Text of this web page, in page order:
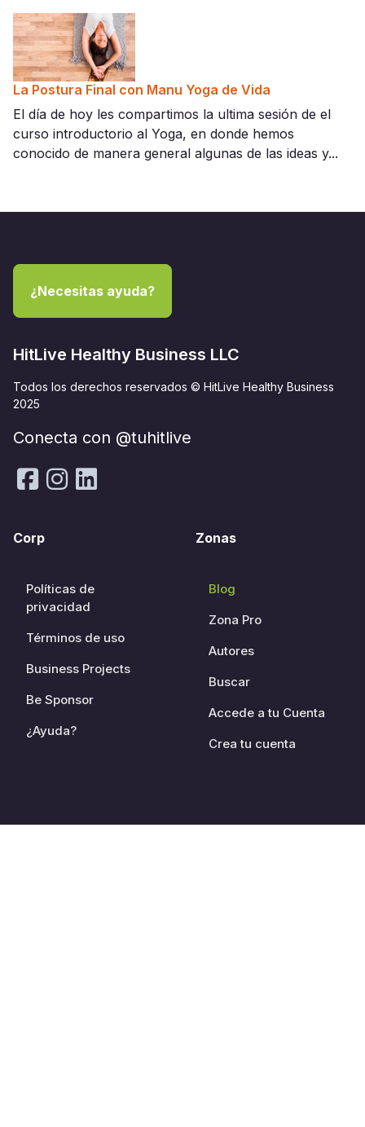
La Postura Final con Manu Yoga de Vida
El día de hoy les compartimos la ultima sesión de el
curso introductorio al Yoga, en donde hemos
conocido de manera general algunas de las ideas y...
¿Necesitas ayuda?
HitLive Healthy Business LLC
Todos los derechos reservados © HitLive Healthy Business
2025
Conecta con @tuhitlive
Corp
Políticas de
privacidad
Términos de uso
Business Projects
Be Sponsor
¿Ayuda?
Zonas
Blog
Zona Pro
Autores
Buscar
Accede a tu Cuenta
Crea tu cuenta